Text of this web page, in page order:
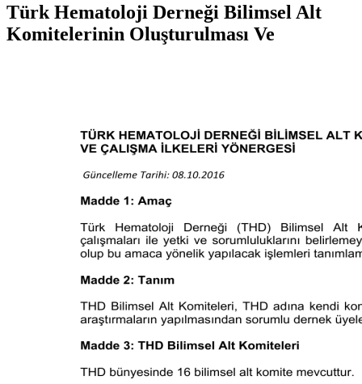
Türk Hematoloji Derneği Bilimsel Alt
Komitelerinin Oluşturulması Ve